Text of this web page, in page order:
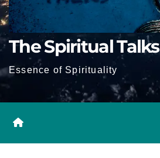
The Spiritual Talks
Essence of Spirituality